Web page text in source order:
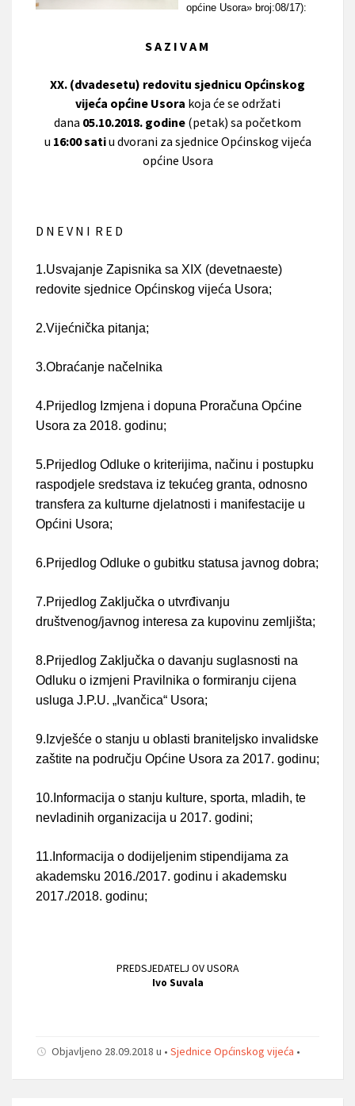
općine Usora» broj:08/17):
S A Z I V A M
XX. (dvadesetu) redovitu sjednicu Općinskog
vijeća općine Usora koja će se održati
dana 05.10.2018. godine (petak) sa početkom
u 16:00 satiu dvorani za sjednice Općinskog vijeća
općine Usora
D N E V N I R E D
1.Usvajanje Zapisnika sa XIX (devetnaeste)
redovite sjednice Općinskog vijeća Usora;
2.Vijećnička pitanja;
3.Obraćanje načelnika
4.Prijedlog Izmjena i dopuna Proračuna Općine
Usora za 2018. godinu;
5.Prijedlog Odluke o kriterijima, načinu i postupku
raspodjele sredstava iz tekućeg granta, odnosno
transfera za kulturne djelatnosti i manifestacije u
Općini Usora;
6.Prijedlog Odluke o gubitku statusa javnog dobra;
7.Prijedlog Zaključka o utvrđivanju
društvenog/javnog interesa za kupovinu zemljišta;
8.Prijedlog Zaključka o davanju suglasnosti na
Odluku o izmjeni Pravilnika o formiranju cijena
usluga J.P.U. „Ivančica“ Usora;
9.Izvješće o stanju u oblasti braniteljsko invalidske
zaštite na području Općine Usora za 2017. godinu;
10.Informacija o stanju kulture, sporta, mladih, te
nevladinih organizacija u 2017. godini;
11.Informacija o dodijeljenim stipendijama za
akademsku 2016./2017. godinu i akademsku
2017./2018. godinu;
PREDSJEDATELJ OV USORA
Ivo Suvala
Objavljeno 28.09.2018 u • Sjednice Općinskog vijeća •